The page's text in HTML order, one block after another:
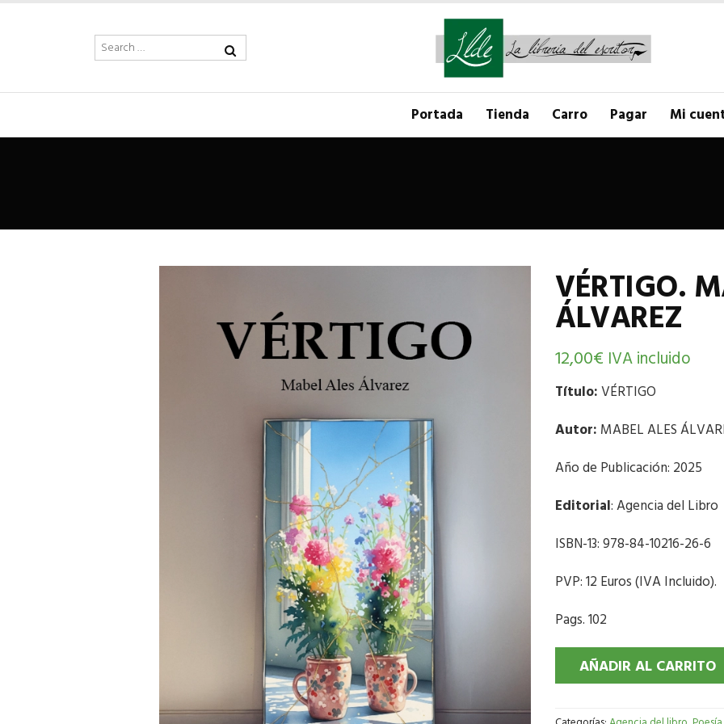
Portada Tienda Carro Pagar Mi
VÉRTIGO.
ÁLVAREZ
12,00€ IVA incluido
Título:VÉRTIGO
Autor: MABEL ALES
Año de Publicación: 2025
Editorial: Agencia del Libro
ISBN-13: 978-84-10216-26-6
PVP: 12 Euros (IVA Incluido).
Pags. 102
AÑADIR AL CARRITO